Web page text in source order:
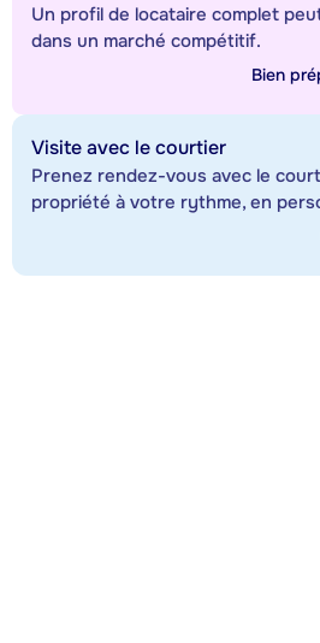
Un profil de locataire complet
dans un marché compétitif.
Bien
Visite avec le courtier
Prenez rendez-vous avec le
propriété à votre rythme, en